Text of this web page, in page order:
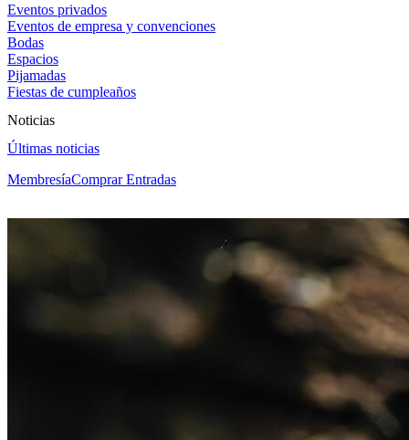
Eventos privados
Eventos de empresa y convenciones
Bodas
Espacios
Pijamadas
Fiestas de cumpleaños
Noticias
Últimas noticias
MembresíaComprar Entradas